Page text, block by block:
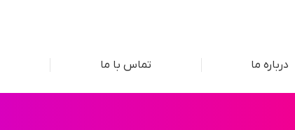
درباره ما تماس با ما